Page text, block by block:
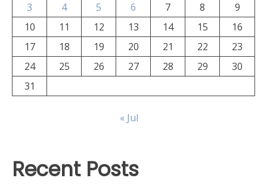
3
4 5 6 7 8
9
10
11 12 13 14 15
16
17
18 19 20 21 22
23
24
25 26 27 28 29
30
31
« Jul
Recent Posts